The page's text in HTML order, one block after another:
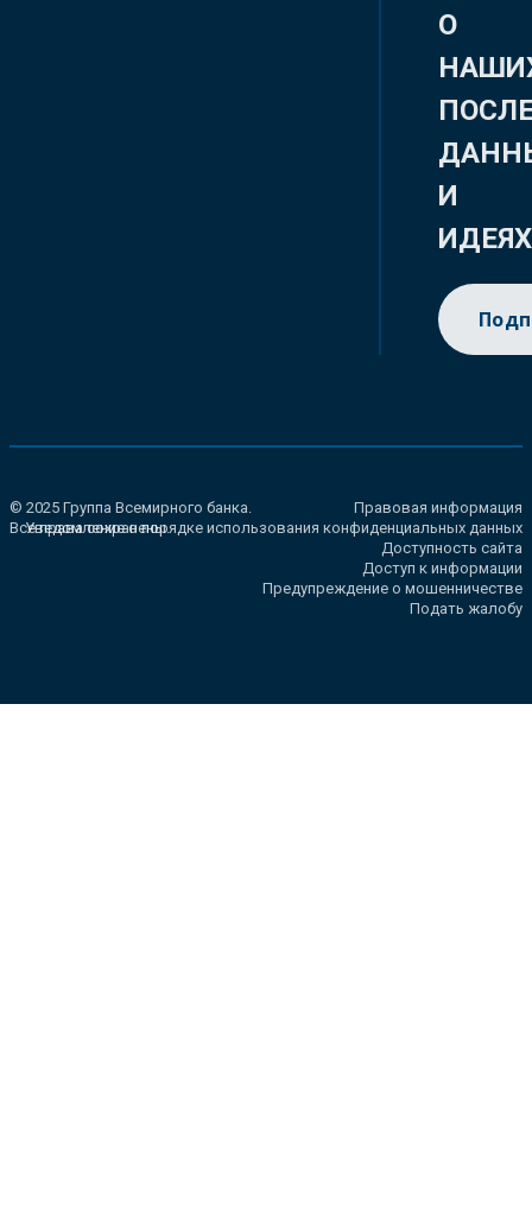
О
И
ИДЕЯХ
© 2025 Группа Всемирного банка.
Все права сохранены.
Правовая информация
Уведомление о порядке использования конфиденциальных данных
Доступность сайта
Доступ к информации
Предупреждение о мошенничестве
Подать жалобу